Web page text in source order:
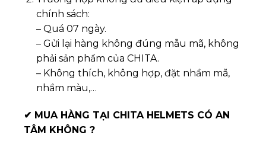
chính sách:
– Quá 07 ngày.
– Gửi lại hàng không đúng mẫu mã, không
phải sản phẩm của CHITA.
– Không thích, không hợp, đặt nhầm mã,
nhầm màu,…
✔ MUA HÀNG TẠI CHITA HELMETS CÓ AN
TÂM KHÔNG ?